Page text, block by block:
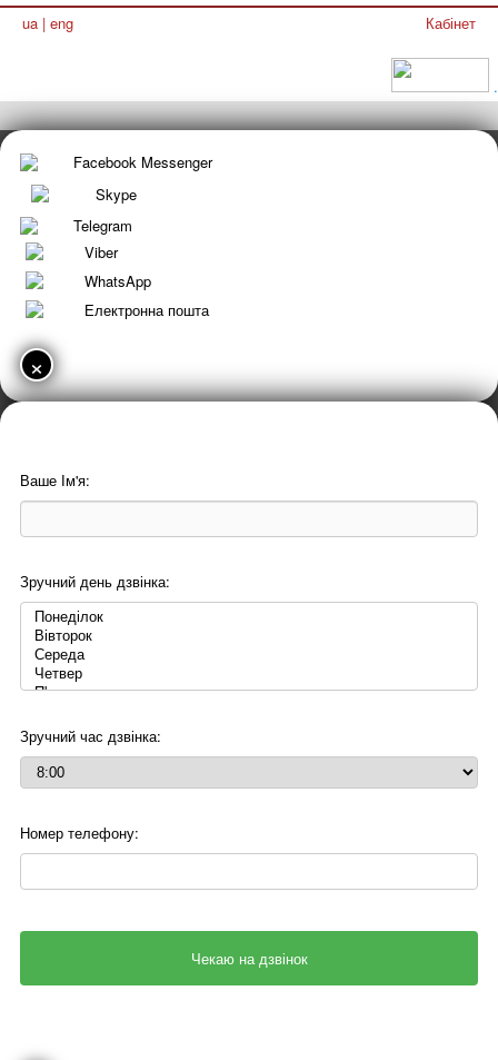
ua | eng Кабінет
.
Facebook Messenger
Skype
Telegram
Viber
WhatsApp
Електронна пошта
×
Ваше Ім'я:
Зручний день дзвінка:
Зручний час дзвінка:
Номер телефону: